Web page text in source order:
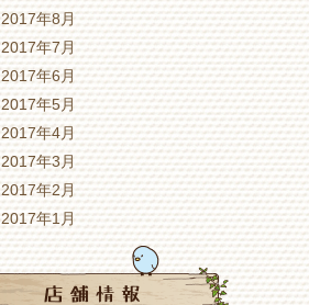
2017年8月
2017年7月
2017年6月
2017年5月
2017年4月
2017年3月
2017年2月
2017年1月